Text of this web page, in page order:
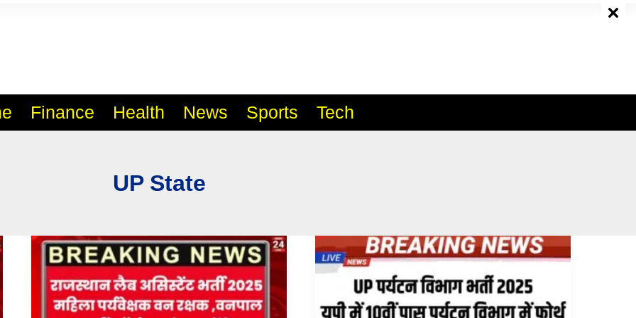
Finance Health News Sports Tech
UP State
Rajasthan
की
आने
वाली
बड़ी
भर्तियाँ
Paryatan
Vibhag
Vacancy
2025:
यूपी